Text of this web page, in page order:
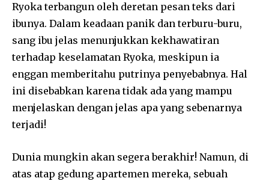
Ryoka terbangun oleh deretan pesan teks dari
ibunya. Dalam keadaan panik dan terburu-buru,
sang ibu jelas menunjukkan kekhawatiran
terhadap keselamatan Ryoka, meskipun ia
enggan memberitahu putrinya penyebabnya. Hal
ini disebabkan karena tidak ada yang mampu
menjelaskan dengan jelas apa yang sebenarnya
terjadi!
Dunia mungkin akan segera berakhir! Namun, di
atas atap gedung apartemen mereka, sebuah